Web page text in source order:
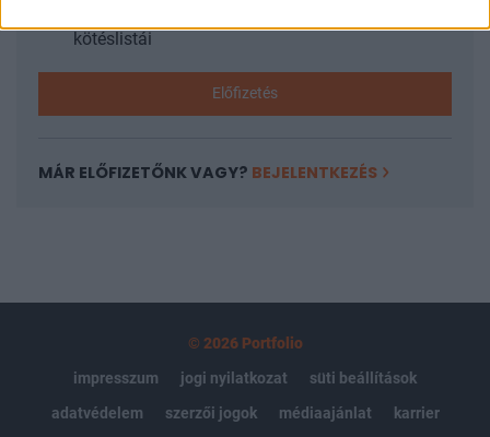
kötéslistái
Előfizetés
MÁR ELŐFIZETŐNK VAGY? BEJELENTKEZÉS
© 2026 Portfolio
impresszum
jogi nyilatkozat
süti beállítások
adatvédelem
szerzői jogok médiaajánlat
karrier